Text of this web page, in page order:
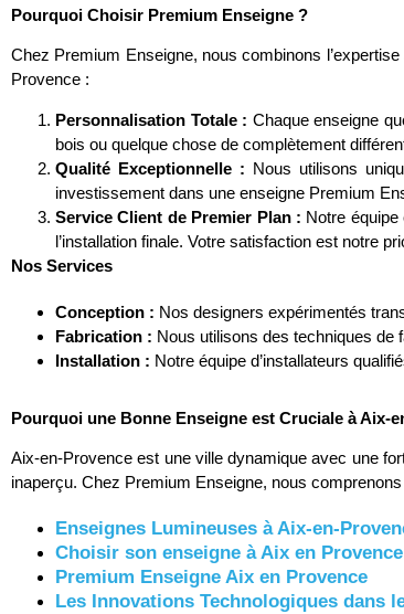
Pourquoi Choisir Premium Enseigne ?
Chez Premium Enseigne, nous combinons
Provence :
Personnalisation Totale : Chaque enseigne
bois ou quelque chose de complètement
Qualité Exceptionnelle : Nous utilisons
investissement dans une enseigne Premium
Service Client de Premier Plan : Notre
l’installation finale. Votre satisfaction est notre
Nos Services
Conception : Nos designers expérimentés
Fabrication : Nous utilisons des techniques de
Installation : Notre équipe d’installateurs
Pourquoi une Bonne Enseigne est Cruciale à Aix-
Aix-en-Provence est une ville dynamique avec une
inaperçu. Chez Premium Enseigne, nous
Enseignes Lumineuses à Aix-en-
Choisir son enseigne à Aix en Provence
Premium Enseigne Aix en Provence
Les Innovations Technologiques dans